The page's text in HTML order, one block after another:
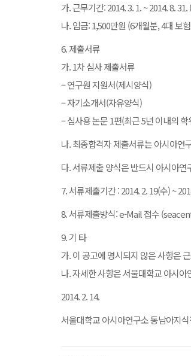
가. 근무기간: 2014. 3. 1. ~ 2014. 8. 31.
나. 임금: 1,500만원 (6개월분, 4대 보
6. 제출서류
가. 1차 심사 제출서류
– 연구원 지원서(제시양식)
– 자기소개서(자유양식)
– 심사용 논문 1편(최근 5년 이내의
나. 최종합격자 제출서류는 아시아연
다. 서류제출 양식은 반드시 아시아
7. 서류제출기간 : 2014. 2. 19(수) ~
8. 서류제출방식: e-Mail 접수
9. 기 타
가. 이 공고에 명시되지 않은 사항은
나. 자세한 사항은 서울대학교 아시
2014. 2. 14.
서울대학교 아시아연구소 동남아지